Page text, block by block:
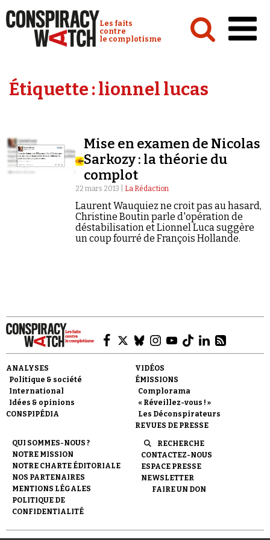
Conspiracy Watch :
Les faits
contre
le complotisme
Analyses
Vidéos
Émissions
Revues de presse
Faire un don
Demander à Vera
Étiquette :lionnel lucas
Mise en examen de Nicolas
Sarkozy : la théorie du
complot
22 mars 2013 | La Rédaction
Laurent Wauquiez ne croit pas au hasard,
Christine Boutin parle d'opération de
déstabilisation et Lionnel Luca suggère
un coup fourré de François Hollande.
ANALYSES
Politique & société
International
Idées & opinions
CONSPIPÉDIA
VIDÉOS
ÉMISSIONS
Complorama
« Réveillez-vous ! »
Les Déconspirateurs
REVUES DE PRESSE
QUI SOMMES-NOUS ?
NOTRE MISSION
NOTRE CHARTE ÉDITORIALE
NOS PARTENAIRES
MENTIONS LÉGALES
POLITIQUE DE
CONFIDENTIALITÉ
RECHERCHE
CONTACTEZ-NOUS
ESPACE PRESSE
NEWSLETTER
FAIRE UN DON